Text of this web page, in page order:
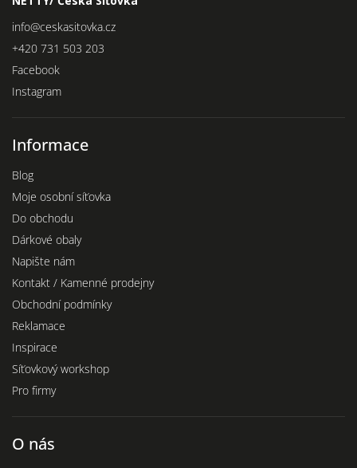
info@ceskasitovka.cz
+420 731 503 203
Facebook
Instagram
Informace
Blog
Moje osobní síťovka
Do obchodu
Dárkové obaly
Napište nám
Kontakt / Kamenné prodejny
Obchodní podmínky
Reklamace
Inspirace
Síťovkový workshop
Pro firmy
O nás